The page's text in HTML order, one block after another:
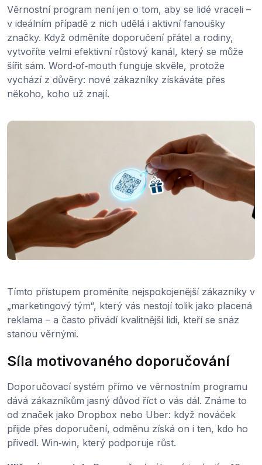
Věrnostní program není jen o tom, aby se lidé vraceli –
v ideálním případě z nich udělá i aktivní fanoušky
značky. Když odměníte doporučení přátel a rodiny,
vytvoříte velmi efektivní růstový kanál, který se může
šířit sám. Word‑of‑mouth funguje skvěle, protože
vychází z důvěry: nové zákazníky získáváte přes
někoho, koho už znají.
Tímto přístupem proměníte nejspokojenější zákazníky v
„marketingový tým“, který vás nestojí tolik jako placená
reklama – a často přivádí kvalitnější lidi, kteří se snáz
stanou věrnými.
Síla motivovaného doporučování
Doporučovací systém přímo ve věrnostním programu
dává zákazníkům jasný důvod říct o vás dál. Známe to
od značek jako Dropbox nebo Uber: když nováček
přijde přes doporučení, odměnu získá on i ten, kdo ho
přivedl. Win‑win, který podporuje růst.